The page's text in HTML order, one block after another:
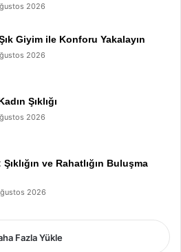
2026
Giyim ile Konforu Yakalayın
2026
Şıklığı
2026
ve Rahatlığın Buluşma
2026
Fazla Yükle